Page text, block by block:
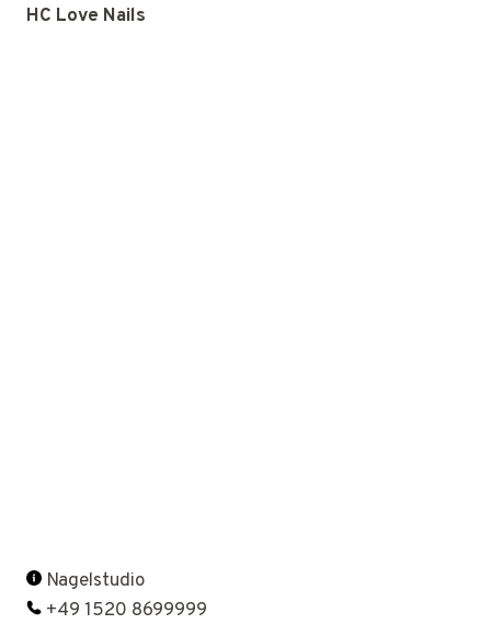
HC Love Nails
Nagelstudio
+49 1520 8699999